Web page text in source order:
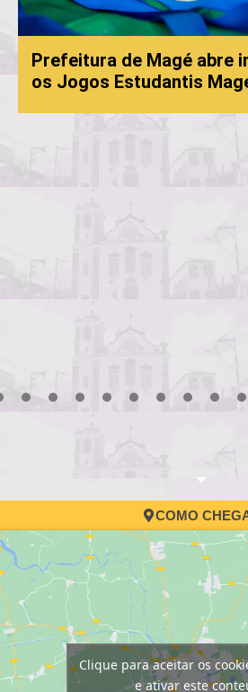
Prefeitura de Magé abre
os Jogos Estudantis
COMO
Clique para aceitar os
e ativar este